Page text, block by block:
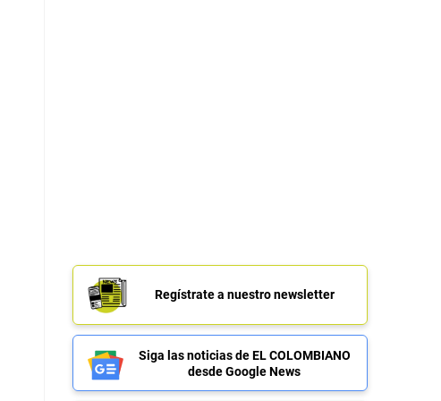
Regístrate a nuestro newsletter
Siga las noticias de EL COLOMBIANO
desde Google News